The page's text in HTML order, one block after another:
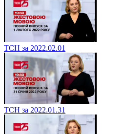
ТСН за 2022.02.01
ТСН за 2022.01.31